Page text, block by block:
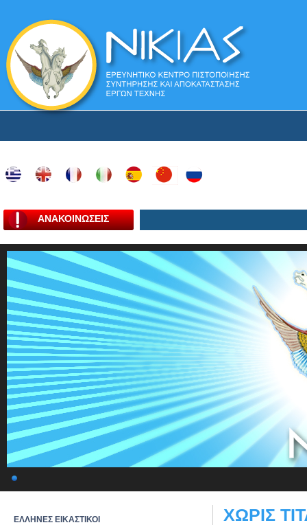
ΑΝΑΚΟΙΝΩΣΕΙΣ
ΕΛΛΗΝΕΣ ΕΙΚΑΣΤΙΚΟΙ ΧΩΡΙΣ